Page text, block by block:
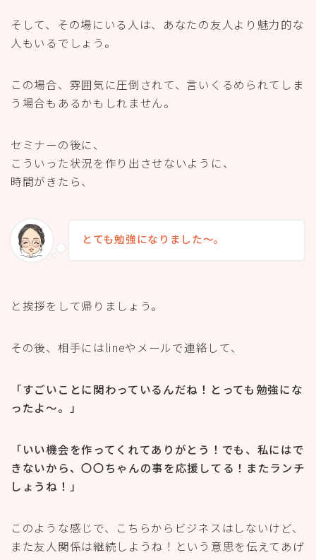
そして、その場にいる人は、あなたの友人より魅力的な
人もいるでしょう。
この場合、雰囲気に圧倒されて、言いくるめられてしま
う場合もあるかもしれません。
セミナーの後に、
こういった状況を作り出させないように、
時間がきたら、
とても勉強になりました〜。
と挨拶をして帰りましょう。
その後、相手にはlineやメールで連絡して、
「すごいことに関わっているんだね！とっても勉強にな
ったよ〜。」
「いい機会を作ってくれてありがとう！でも、私にはで
きないから、〇〇ちゃんの事を応援してる！またランチ
しょうね！」
このような感じで、こちらからビジネスはしないけど、
また友人関係は継続しようね！という意思を伝えてあげ